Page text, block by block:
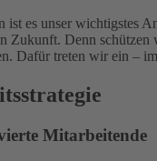
ist es unser wichtigstes
Zukunft. Denn
Dafür treten wir ein –
Mitarbeitende